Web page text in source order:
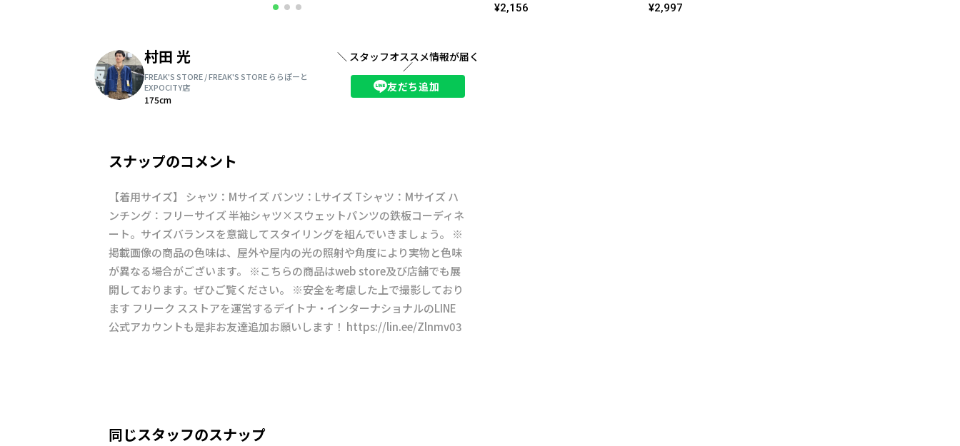
村田 光
FREAK'S STORE / FREAK'S STORE ららぽーと
EXPOCITY店
175cm
＼ スタッフオススメ情報が届く
／
友だち追加
スナップのコメント
【着用サイズ】 シャツ：Mサイズ パンツ：Lサイズ Tシャツ：Mサイズ ハ
ンチング：フリーサイズ 半袖シャツ×スウェットパンツの鉄板コーディネ
ート。サイズバランスを意識してスタイリングを組んでいきましょう。 ※
掲載画像の商品の色味は、屋外や屋内の光の照射や角度により実物と色味
が異なる場合がございます。 ※こちらの商品はweb store及び店舗でも展
開しております。ぜひご覧ください。 ※安全を考慮した上で撮影しており
ます フリーク スストアを運営するデイトナ・インターナショナルのLINE
公式アカウントも是非お友達追加お願いします！ https://lin.ee/Zlnmv03
¥2,156 ¥2,997
同じスタッフのスナップ